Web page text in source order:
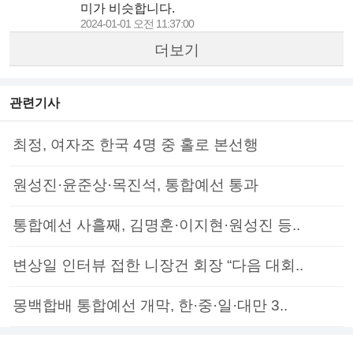
미가 비슷합니다.
2024-01-01 오전 11:37:00
더보기
관련기사
최정, 여자조 한국 4명 중 홀로 본선행
원성진·윤준상·목진석, 통합예선 통과
통합예선 사흘째, 김명훈·이지현·원성진 등..
변상일 인터뷰 접한 니장건 회장 “다음 대회..
몽백합배 통합예선 개막, 한·중·일·대만 3..